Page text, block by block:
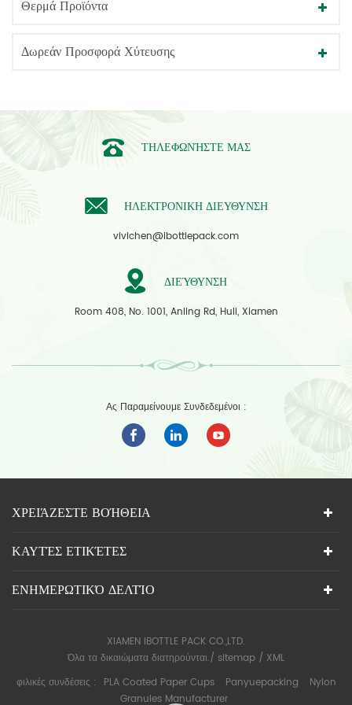
Θερμά Προϊόντα
Δωρεάν Προσφορά Χύτευσης
ΤΗΛΕΦΩΝΉΣΤΕ ΜΑΣ
ΗΛΕΚΤΡΟΝΙΚΗ ΔΙΕΥΘΥΝΣΗ
vivichen@ibottlepack.com
ΔΙΕΎΘΥΝΣΗ
Room 408, No. 1001, Anling Rd, Huli, Xiamen
Ας Παραμείνουμε Συνδεδεμένοι :
ΧΡΕΙΆΖΕΣΤΕ ΒΟΉΘΕΙΑ
ΚΑΥΤΈΣ ΕΤΙΚΈΤΕΣ
ΕΝΗΜΕΡΩΤΙΚΌ ΔΕΛΤΊΟ
XIAMEN IBOTTLE PACK CO.,LTD.
Όλα τα δικαιώματα διατηρούνται./ sitemap / XML
φιλικές συνδέσεις :
PLA Coated Paper Cups Panyuepacking
Nylon
Granules Manufacturer